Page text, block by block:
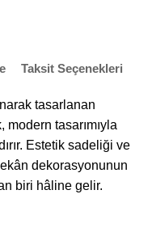
Taksit Seçenekleri
tasarlanan
tasarımıyla
Estetik sadeliği ve
dekorasyonunun
biri hâline gelir.